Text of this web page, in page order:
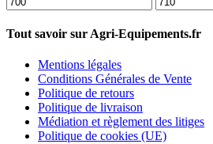
min
max
Tout savoir sur Agri-Equipements.fr
Mentions légales
Conditions Générales de Vente
Politique de retours
Politique de livraison
Médiation et règlement des litiges
Politique de cookies (UE)